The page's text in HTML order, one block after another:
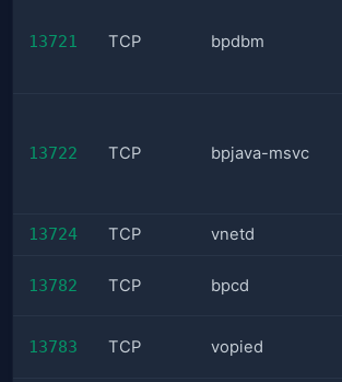
13721 TCP bpdbm
13722 TCP bpjava-msvc
13724 TCP vnetd
13782 TCP bpcd
13783 TCP vopied